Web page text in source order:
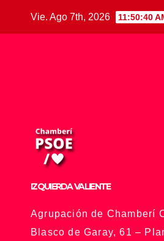
Vie. Ago 7th, 2026 11:50:41
IZQUIERDA VALIENTE
Agrupación de Chamberí
Blasco de Garay, 61 –